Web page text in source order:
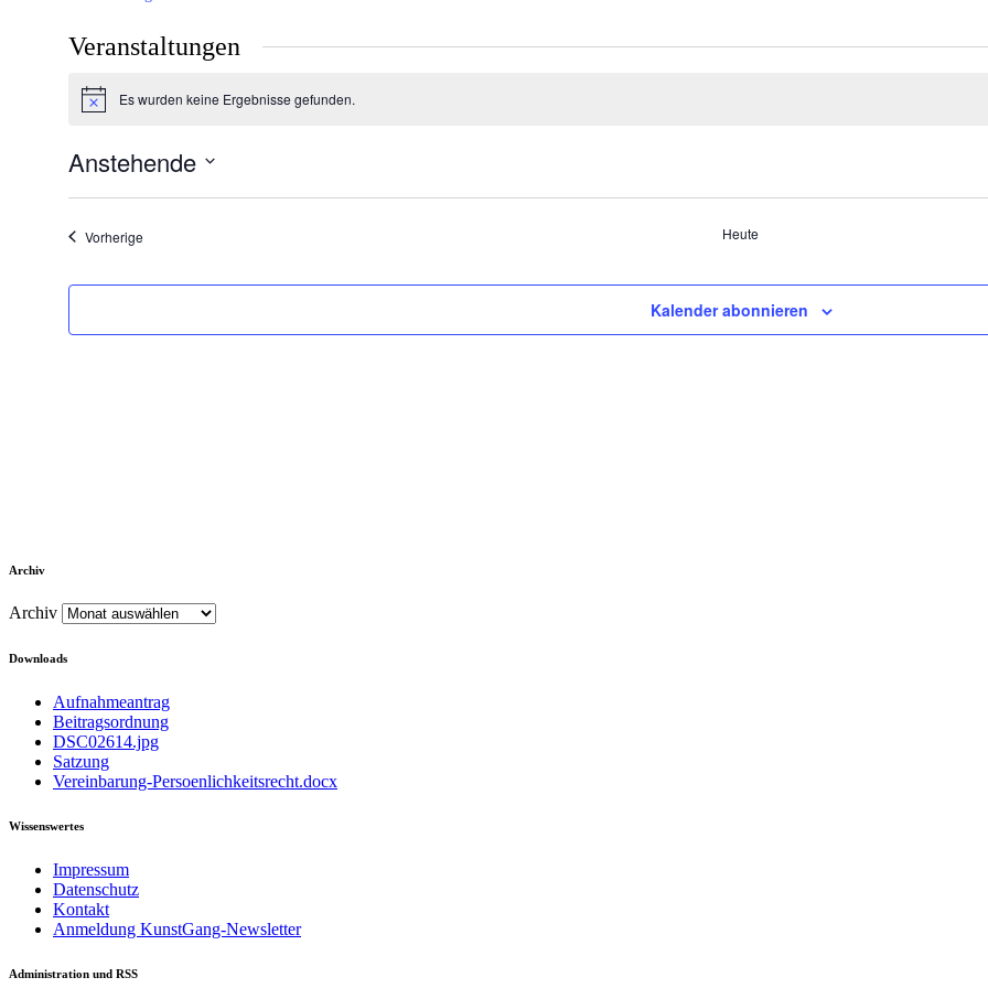
Veranstaltungen
HinweisEs wurden keine Ergebnisse gefunden.
Anstehende
VorherigeVeranstaltungen Heute
Kalender abonnieren
Archiv
Archiv
Downloads
Aufnahmeantrag
Beitragsordnung
DSC02614.jpg
Satzung
Vereinbarung-Persoenlichkeitsrecht.docx
Wissenswertes
Impressum
Datenschutz
Kontakt
Anmeldung KunstGang-Newsletter
Administration und RSS